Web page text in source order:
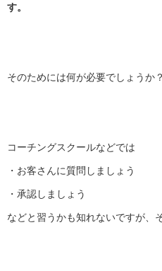
す。
そのためには何が必要でしょうか？
コーチングスクールなどでは
・お客さんに質問しましょう
・承認しましょう
などと習うかも知れないですが、